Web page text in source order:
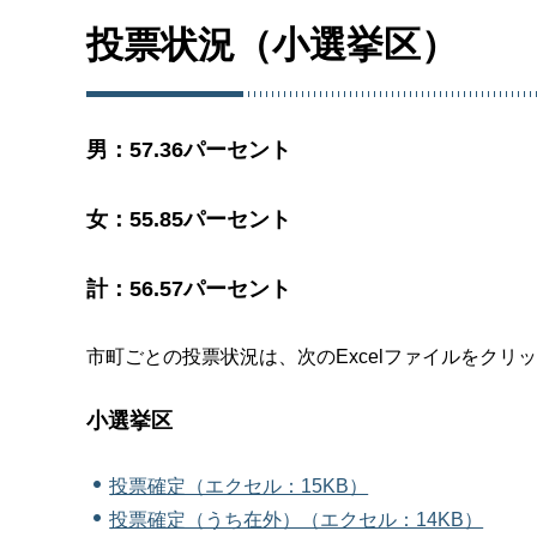
投票状況（小選挙区）
男：57.36パーセント
女：55.85パーセント
計：56.57パーセント
市町ごとの投票状況は、次のExcelファイルをクリ
小選挙区
投票確定（エクセル：15KB）
投票確定（うち在外）（エクセル：14KB）